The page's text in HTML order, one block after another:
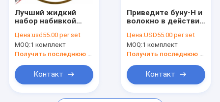
Контроль качества
Случаи
Запросите цитату
Лучший жидкий
набор набивкой
центробежного
насоса жизни 250
Халько 2500 борова
МКМ 250 двойного и
НБР
Цена:usd55.00 per set
MOQ:1 комплект
Получить последнюю цену
Контакт
Приведите буну-Н и
волокно в действие
насоса большой
винной бутылки 250
миссии набора
Цена:USD55.00 per set
MOQ:1 комплект
Получить последнюю цену
Контакт